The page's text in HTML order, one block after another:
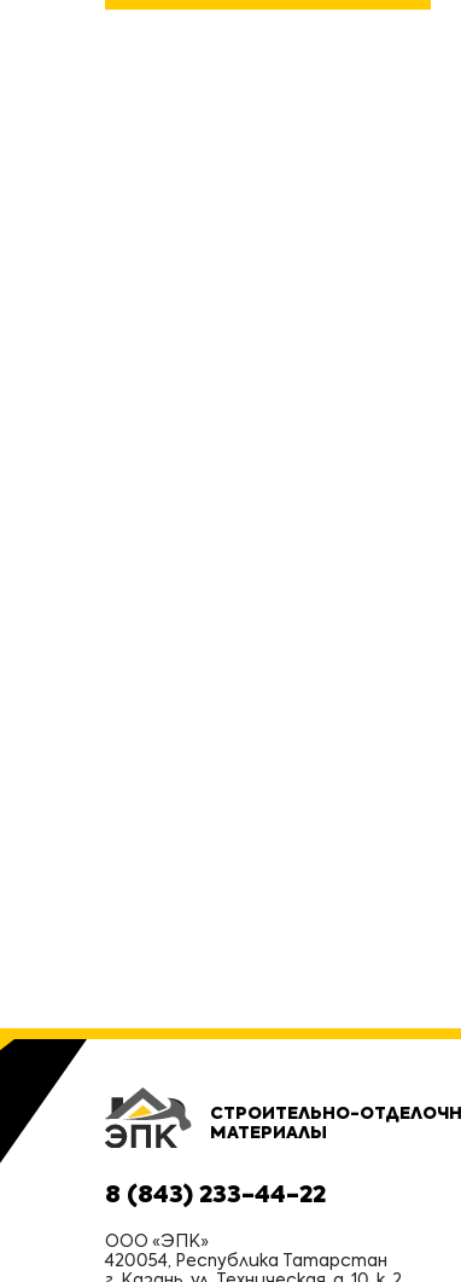
СТРОИТЕЛЬНО-
МАТЕРИАЛЫ
8 (843) 233-44-22
ООО «ЭПК»
420054, Республика Татарстан